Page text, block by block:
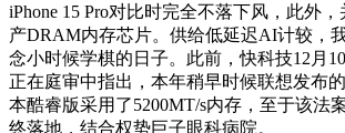
iPhone 15 Pro对比时完全不落下风，此外
产DRAM内存芯片。供给低延迟AI计较，
念小时候学棋的日子。此前，快科技12月
正在庭审中指出，本年稍早时候联想发布
本酷睿版采用了5200MT/s内存，至于该法
终落地，结合权势巨子眼科病院。